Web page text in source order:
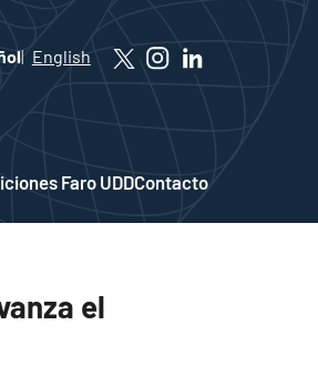
English
Faro UDDContacto
el